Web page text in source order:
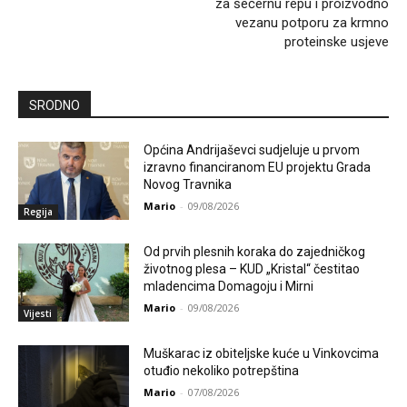
za šećernu repu i proizvodno
vezanu potporu za krmno
proteinske usjeve
SRODNO
Regija
Općina Andrijaševci sudjeluje u prvom
izravno financiranom EU projektu Grada
Novog Travnika
Mario - 09/08/2026
Vijesti
Od prvih plesnih koraka do zajedničkog
životnog plesa – KUD „Kristal“ čestitao
mladencima Domagoju i Mirni
Mario - 09/08/2026
Muškarac iz obiteljske kuće u Vinkovcima
otuđio nekoliko potrepština
Mario - 07/08/2026